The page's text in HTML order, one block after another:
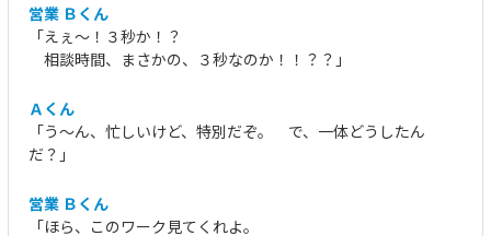
営業 Ｂくん
「えぇ～！３秒か！？
相談時間、まさかの、３秒なのか！！？？」
Ａくん
「う～ん、忙しいけど、特別だぞ。 で、一体どうしたん
だ？」
営業 Ｂくん
「ほら、このワーク見てくれよ。